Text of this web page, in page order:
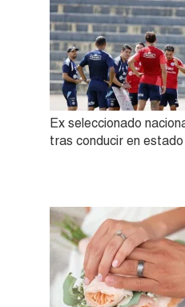
Ex seleccionado
tras conducir en